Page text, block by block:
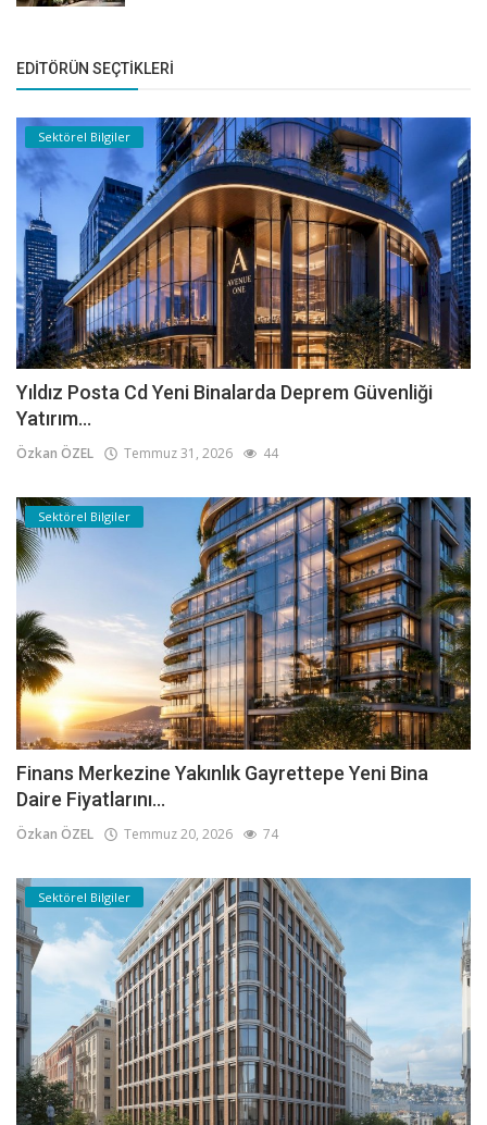
EDITÖRÜN SEÇTIKLERI
Sektörel Bilgiler
Yıldız Posta Cd Yeni Binalarda Deprem Güvenliği
Yatırım...
Özkan ÖZEL Temmuz 31, 2026 44
Sektörel Bilgiler
Finans Merkezine Yakınlık Gayrettepe Yeni Bina
Daire Fiyatlarını...
Özkan ÖZEL Temmuz 20, 2026 74
Sektörel Bilgiler